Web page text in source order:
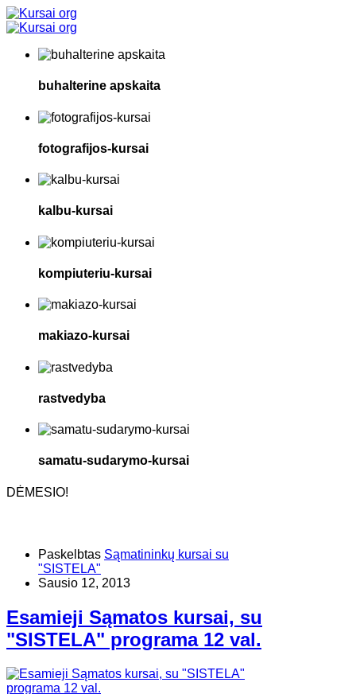
buhalterine apskaita
fotografijos-kursai
kalbu-kursai
kompiuteriu-kursai
makiazo-kursai
rastvedyba
samatu-sudarymo-kursai
DĖMESIO!
Paskelbtas Sąmatininkų kursai su
"SISTELA"
Sausio 12, 2013
Esamieji Sąmatos kursai, su
"SISTELA" programa 12 val.